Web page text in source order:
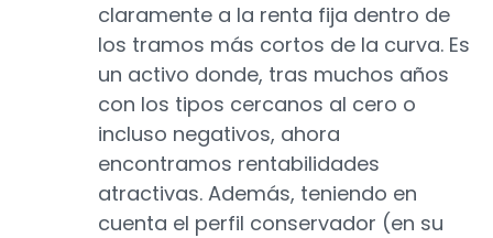
claramente a la renta fija dentro de
los tramos más cortos de la curva. Es
un activo donde, tras muchos años
con los tipos cercanos al cero o
incluso negativos, ahora
encontramos rentabilidades
atractivas. Además, teniendo en
cuenta el perfil conservador (en su